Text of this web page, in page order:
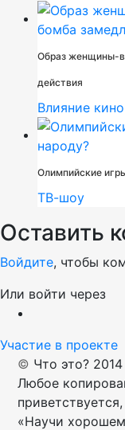
Образ женщины-
действия
Влияние кино
Олимпийские
ТВ-шоу
Оставить
Войдите, чтобы
Или войти через
Участие в проекте
© Что это?
Любое
«Научи